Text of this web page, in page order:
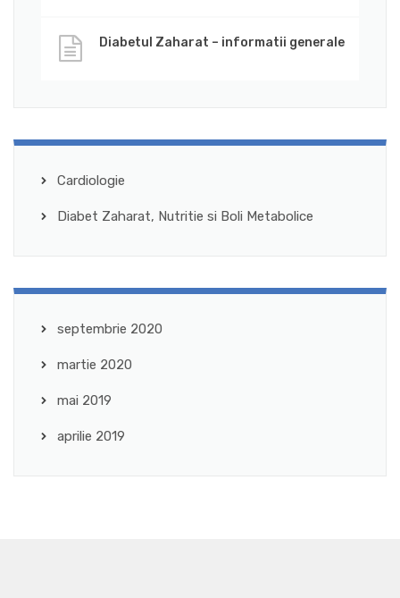
Diabetul Zaharat – informatii generale
Cardiologie
Diabet Zaharat, Nutritie si Boli Metabolice
septembrie 2020
martie 2020
mai 2019
aprilie 2019